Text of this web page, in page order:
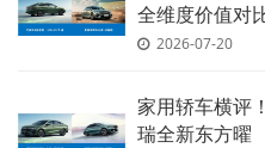
全维度价值对
2026-07-20
家用轿车横评
瑞全新东方曜